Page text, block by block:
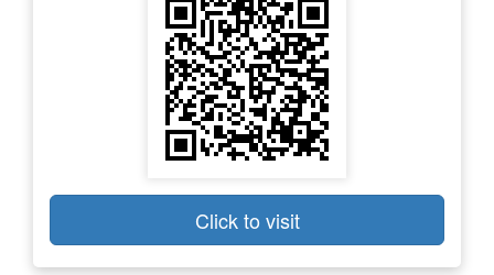
Click to visit